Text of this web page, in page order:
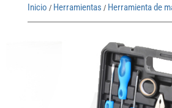
Inicio / Herramientas / Herramienta de